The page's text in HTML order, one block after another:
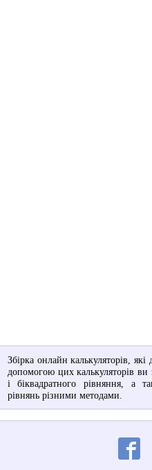
Збірка онлайн калькуляторів,
допомогою цих калькуляторів ви
і біквадратного рівняння, а
рівнянь різними методами.